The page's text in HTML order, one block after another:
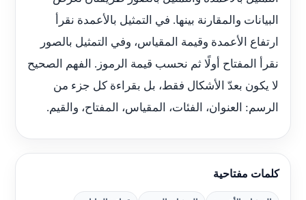
البيانات والمقارنة بينها. في التمثيل بالأعمدة نقرأ
ارتفاع الأعمدة وقيمة المقياس، وفي التمثيل بالصور
نقرأ المفتاح أولًا ثم نحسب قيمة الرموز. الفهم الصحيح
لا يكون بعدّ الأشكال فقط، بل بقراءة كل جزء من
الرسم: العنوان، الفئات، المقياس، المفتاح، والقيم.
كلمات مفتاحية